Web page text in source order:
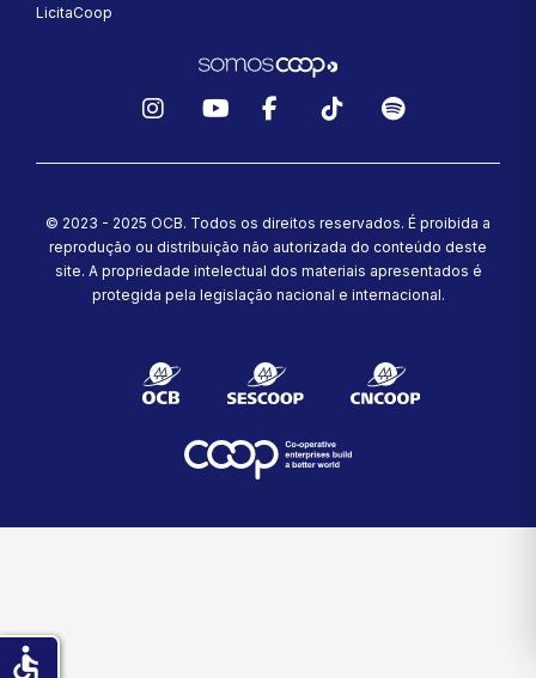
LicitaCoop
© 2023 - 2025 OCB. Todos os direitos reservados. É proibida a
reprodução ou distribuição não autorizada do conteúdo deste
site. A propriedade intelectual dos materiais apresentados é
protegida pela legislação nacional e internacional.
accessible